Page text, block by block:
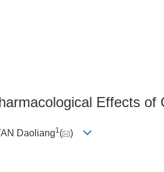
Effects of
Daoliang1 ( )